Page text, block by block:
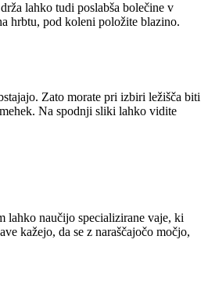
lahko tudi poslabša bolečine v
hrbtu, pod koleni položite blazino.
Zato morate pri izbiri ležišča biti
Na spodnji sliki lahko vidite
lahko naučijo specializirane vaje, ki
kažejo, da se z naraščajočo močjo,